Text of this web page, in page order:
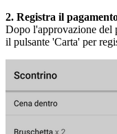
2. Registra il
Dopo l'approvazione del
il pulsante 'Carta' per